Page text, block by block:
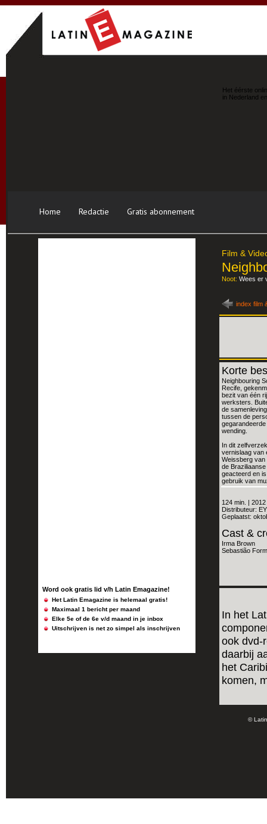
Het éérste
in Nederland
Home Redactie Gratis abonnement
Word ook gratis lid v/h Latin Emagazine!
Het Latin Emagazine is helemaal gratis!
Maximaal 1 bericht per maand
Elke 5e of de 6e v/d maand in je inbox
Uitschrijven is net zo simpel als inschrijven
Film &
Noot: Wees er
index film
Korte
Neighbouring
Recife,
bezit van één
werksters.
de
tussen de
wending.
In dit
vernislaag van
Weissberg van
de
geacteerd en
gebruik van
124 min. |
Distributeur:
Geplaatst:
Cast &
Irma Brown
Sebastião
In het
ook dvd-
daarbij
het
komen,
©